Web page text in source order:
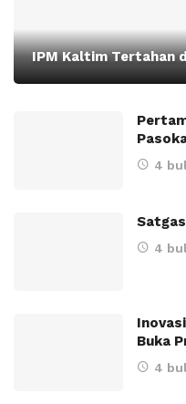
IPM Kaltim Tertahan
4
4
Buka
4